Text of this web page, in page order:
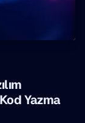
Yazma